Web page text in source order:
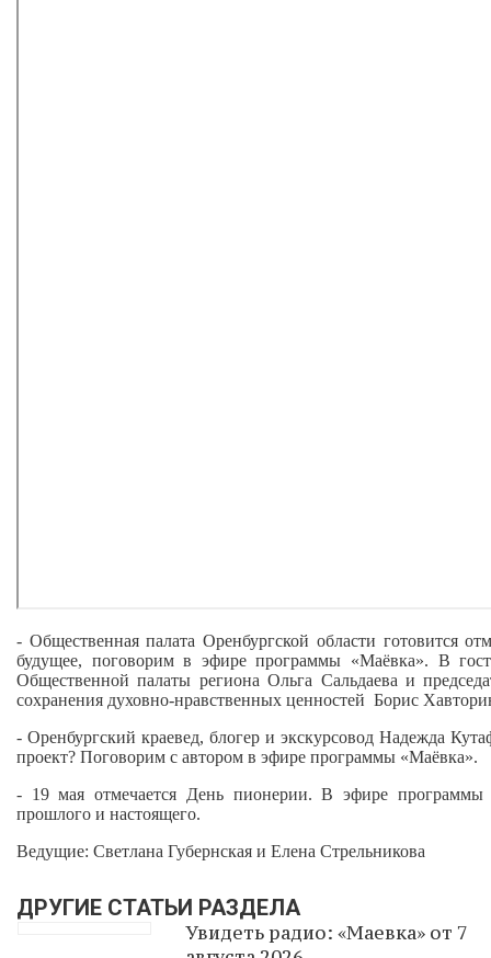
- Общественная палата Оренбургской области готовится
будущее, поговорим в эфире программы «Маёвка». В
Общественной палаты региона Ольга Сальдаева и
сохранения духовно-нравственных ценностей Борис
- Оренбургский краевед, блогер и экскурсовод Надежда
проект? Поговорим с автором в эфире программы «Маёвка».
- 19 мая отмечается День пионерии. В эфире программы
прошлого и настоящего.
Ведущие: Светлана Губернская и Елена Стрельникова
ДРУГИЕ СТАТЬИ РАЗДЕЛА
Увидеть радио: «Маевка» от 7